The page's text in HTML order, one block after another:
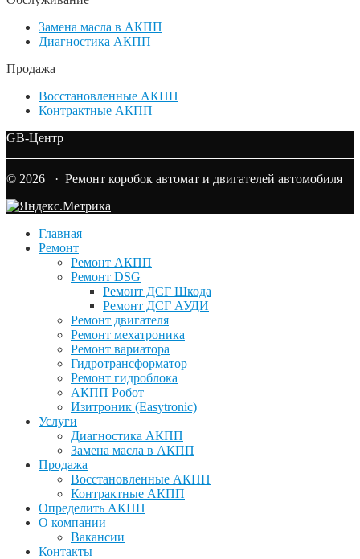
Замена масла в АКПП
Диагностика АКПП
Продажа
Восстановленные АКПП
Контрактные АКПП
GB-Центр
© 2026 · Ремонт коробок автомат и двигателей автомобиля
Главная
Ремонт
Ремонт АКПП
Ремонт DSG
Ремонт ДСГ Шкода
Ремонт ДСГ АУДИ
Ремонт двигателя
Ремонт мехатроника
Ремонт вариатора
Гидротрансформатор
Ремонт гидроблока
АКПП Робот
Изитроник (Easytronic)
Услуги
Диагностика АКПП
Замена масла в АКПП
Продажа
Восстановленные АКПП
Контрактные АКПП
Определить АКПП
О компании
Вакансии
Контакты